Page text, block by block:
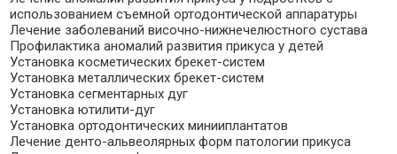
использованием съемной ортодонтической аппаратуры
Лечение заболеваний височно-нижнечелюстного сустава
Профилактика аномалий развития прикуса у детей
Установка косметических брекет-систем
Установка металлических брекет-систем
Установка сегментарных дуг
Установка ютилити-дуг
Установка ортодонтических минииплантатов
Лечение денто-альвеолярных форм патологии прикуса